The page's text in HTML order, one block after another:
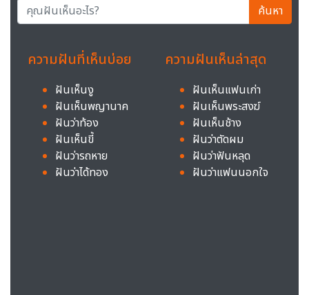
ค้นหา
ความฝันที่เห็นบ่อย
ฝันเห็นงู
ฝันเห็นพญานาค
ฝันว่าท้อง
ฝันเห็นขี้
ฝันว่ารถหาย
ฝันว่าได้ทอง
ความฝันเห็นล่าสุด
ฝันเห็นแฟนเก่า
ฝันเห็นพระสงฆ์
ฝันเห็นช้าง
ฝันว่าตัดผม
ฝันว่าฟันหลุด
ฝันว่าแฟนนอกใจ